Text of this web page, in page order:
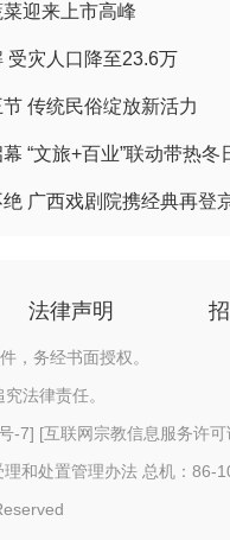
迎来上市高峰
受灾人口降至23.6万
传统民俗绽放新活力
“文旅+百业”联动带热冬
广西戏剧院携经典再登
法律声明
，务经书面授权。
法律责任。
-7] [互联网宗教信息服务许
理和处置管理办法 总机：86-